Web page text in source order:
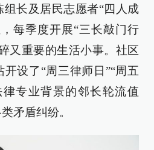
长及居民志愿者“四人成
每季度开展“三长敲门行
又重要的生活小事。社区
设了“周三律师日”“周五
专业背景的邻长轮流值
矛盾纠纷。